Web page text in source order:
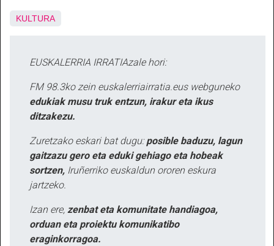
KULTURA
EUSKALERRIA IRRATIAzale hori:
FM 98.3ko zein euskalerriairratia.eus webguneko
edukiak musu truk entzun, irakur eta ikus
ditzakezu.
Zuretzako eskari bat dugu: posible baduzu, lagun
gaitzazu gero eta eduki gehiago eta hobeak
sortzen, Iruñerriko euskaldun ororen eskura
jartzeko.
Izan ere, zenbat eta komunitate handiagoa,
orduan eta proiektu komunikatibo
eraginkorragoa.